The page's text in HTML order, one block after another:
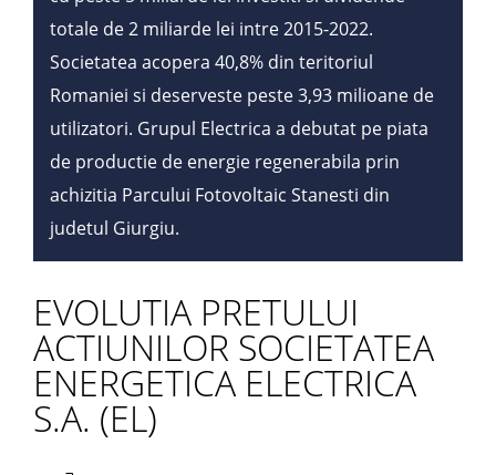
totale de 2 miliarde lei intre 2015-2022.
Societatea acopera 40,8% din teritoriul
Romaniei si deserveste peste 3,93 milioane de
utilizatori. Grupul Electrica a debutat pe piata
de productie de energie regenerabila prin
achizitia Parcului Fotovoltaic Stanesti din
judetul Giurgiu.
EVOLUTIA PRETULUI
ACTIUNILOR SOCIETATEA
ENERGETICA ELECTRICA
S.A. (EL)